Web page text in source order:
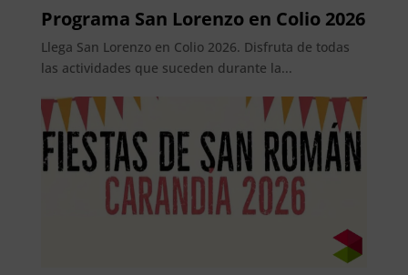
Programa San Lorenzo en Colio 2026
Llega San Lorenzo en Colio 2026. Disfruta de todas
las actividades que suceden durante la...